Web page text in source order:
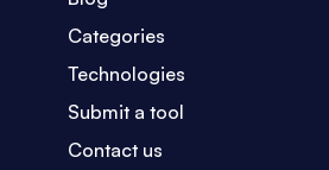
Categories
Technologies
Submit a tool
Contact us